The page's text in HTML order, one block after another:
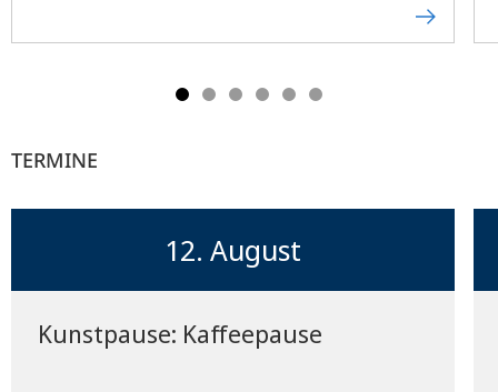
TERMINE
12. August
Kunstpause: Kaffeepause